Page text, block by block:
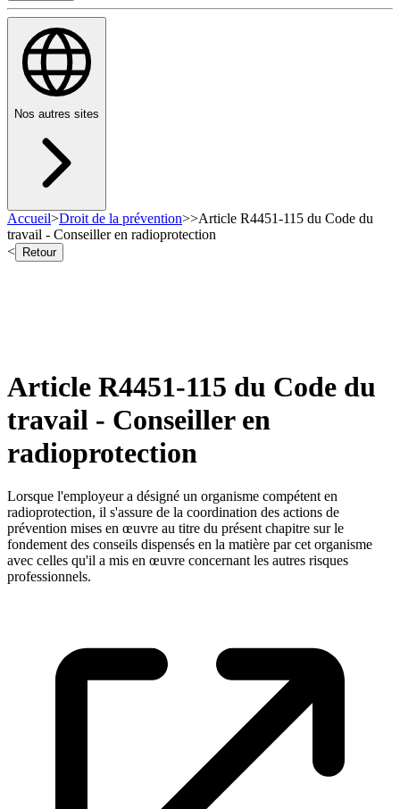
Nos autres sites
Accueil>Droit de la prévention>>Article R4451-115 du Code du
travail - Conseiller en radioprotection
<
Retour
Article R4451-115 du Code du
travail - Conseiller en
radioprotection
Lorsque l'employeur a désigné un organisme compétent en
radioprotection, il s'assure de la coordination des actions de
prévention mises en œuvre au titre du présent chapitre sur le
fondement des conseils dispensés en la matière par cet organisme
avec celles qu'il a mis en œuvre concernant les autres risques
professionnels.